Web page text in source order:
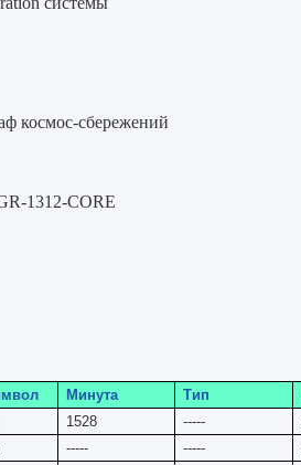
космос-сбережений
1312-CORE
Минута Тип
1528 -----
----- -----